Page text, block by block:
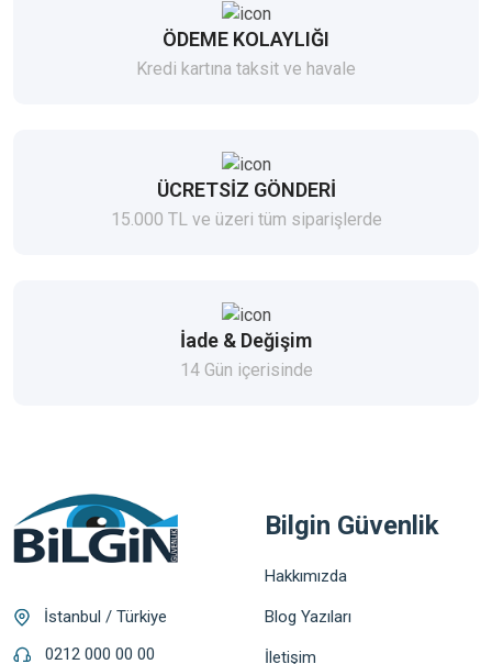
ÖDEME KOLAYLIĞI
Kredi kartına taksit ve havale
ÜCRETSİZ GÖNDERİ
15.000 TL ve üzeri tüm siparişlerde
İade & Değişim
14 Gün içerisinde
İstanbul / Türkiye
0212 000 00 00
Bilgin Güvenlik
Hakkımızda
Blog Yazıları
İletişim